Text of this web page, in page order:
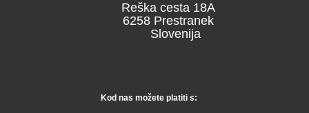
Reška cesta 18A
6258 Prestranek
Slovenija
Kod nas možete platiti s: